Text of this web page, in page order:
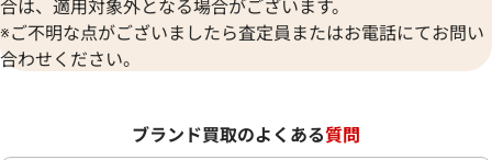
合は、適用対象外となる場合がございます。
※ご不明な点がございましたら査定員またはお電話にてお問い
合わせください。
ブランド買取のよくある質問